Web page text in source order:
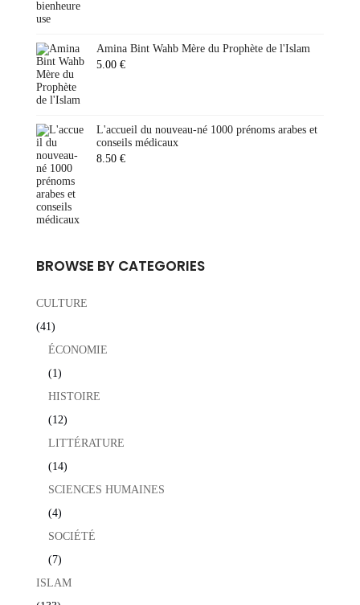
Amina Bint Wahb Mère du Prophète de l'Islam
5.00 €
L'accueil du nouveau-né 1000 prénoms arabes et
conseils médicaux
8.50 €
BROWSE BY CATEGORIES
CULTURE
(41)
ÉCONOMIE
(1)
HISTOIRE
(12)
LITTÉRATURE
(14)
SCIENCES HUMAINES
(4)
SOCIÉTÉ
(7)
ISLAM